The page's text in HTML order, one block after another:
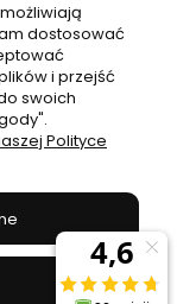
669-050-03-43
dostosować
i przejść
swoich
Polityce